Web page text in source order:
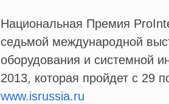
Национальная Премия
седьмой международной
оборудования и системной
2013, которая пройдет с 29
www.isrussia.ru